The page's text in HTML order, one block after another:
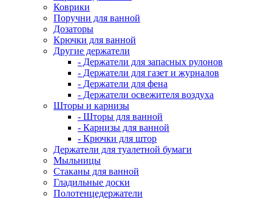
Коврики
Поручни для ванной
Дозаторы
Крючки для ванной
Другие держатели
- Держатели для запасных рулонов
- Держатели для газет и журналов
- Держатели для фена
- Держатели освежителя воздуха
Шторы и карнизы
- Шторы для ванной
- Карнизы для ванной
- Крючки для штор
Держатели для туалетной бумаги
Мыльницы
Стаканы для ванной
Гладильные доски
Полотенцедержатели